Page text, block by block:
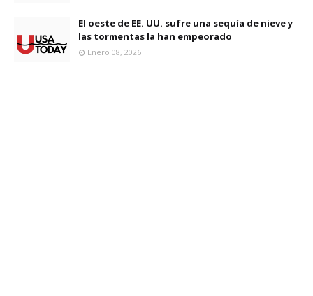
El oeste de EE. UU. sufre una sequía de nieve y
las tormentas la han empeorado
Enero 08, 2026